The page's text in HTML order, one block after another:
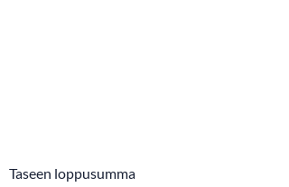
Taseen loppusumma